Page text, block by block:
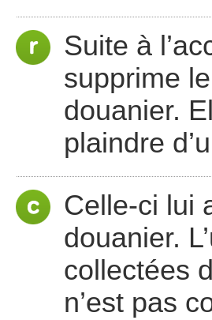
Suite à
supprime
douanier.
plaindre
Celle-ci lui
douanier.
collectées
n’est pas